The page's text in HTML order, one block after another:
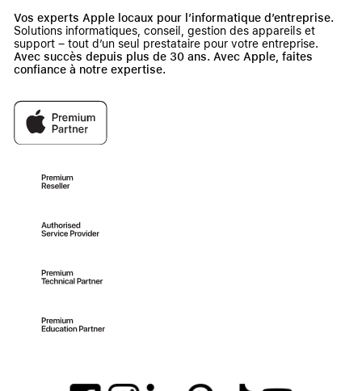
Vos experts Apple locaux pour l’informatique d’entreprise.
Solutions informatiques, conseil, gestion des appareils et
support – tout d’un seul prestataire pour votre entreprise.
Avec succès depuis plus de 30 ans. Avec Apple, faites
confiance à notre expertise.